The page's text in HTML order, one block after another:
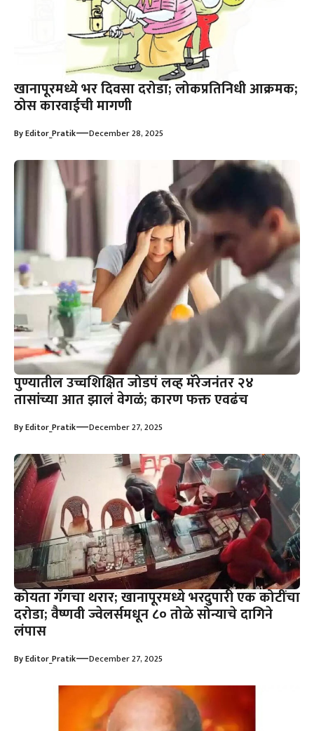
खानापूरमध्ये भर दिवसा दरोडा; लोकप्रतिनिधी आक्रमक;
ठोस कारवाईची मागणी
ByEditor_Pratik—December 28, 2025
पुण्यातील उच्चशिक्षित जोडपं लव्ह मॅरेजनंतर २४
तासांच्या आत झालं वेगळं; कारण फक्त एवढंच
ByEditor_Pratik—December 27, 2025
कोयता गँगचा थरार; खानापूरमध्ये भरदुपारी एक कोटींचा
दरोडा; वैष्णवी ज्वेलर्समधून ८० तोळे सोन्याचे दागिने
लंपास
ByEditor_Pratik—December 27, 2025